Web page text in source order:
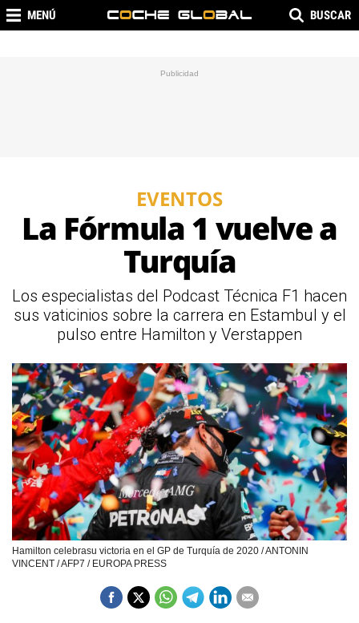
MENÚ BUSCAR
EVENTOS
La Fórmula 1 vuelve a
Turquía
Los especialistas del Podcast Técnica F1 hacen
sus vaticinios sobre la carrera en Estambul y el
pulso entre Hamilton y Verstappen
Hamilton celebrasu victoria en el GP de Turquía de 2020 / ANTONIN
VINCENT / AFP7 / EUROPA PRESS